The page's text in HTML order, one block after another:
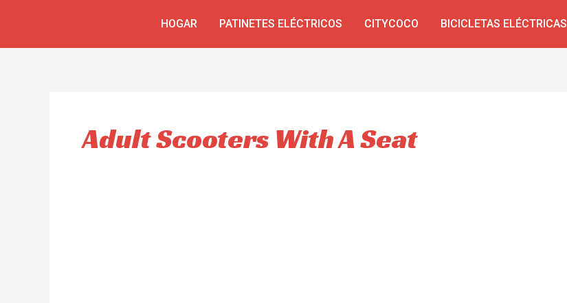
HOGAR PATINETES ELÉCTRICOS CITYCOCO BICICLETAS ELÉCTRICAS
Adult Scooters With A Seat